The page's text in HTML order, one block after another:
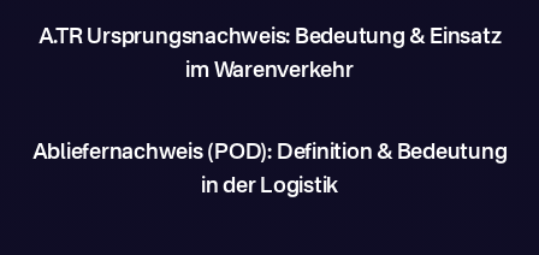
A.TR Ursprungsnachweis: Bedeutung & Einsatz
im Warenverkehr
Abliefernachweis (POD): Definition & Bedeutung
in der Logistik